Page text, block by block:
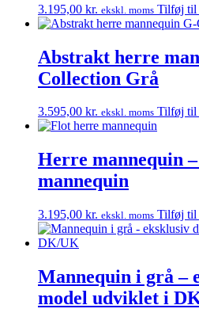
3.195,00 kr. ekskl. moms Tilføj til
Abstrakt herre
Collection Grå
3.595,00 kr. ekskl. moms Tilføj til
Herre mannequin
mannequin
3.195,00 kr. ekskl. moms Tilføj til
Mannequin i grå –
model udviklet i